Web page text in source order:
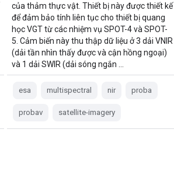
của thảm thực vật. Thiết bị này được thiết kế
để đảm bảo tính liên tục cho thiết bị quang
học VGT từ các nhiệm vụ SPOT-4 và SPOT-
5. Cảm biến này thu thập dữ liệu ở 3 dải VNIR
(dải tần nhìn thấy được và cận hồng ngoại)
và 1 dải SWIR (dải sóng ngắn …
esa multispectral nir proba
probav satellite-imagery